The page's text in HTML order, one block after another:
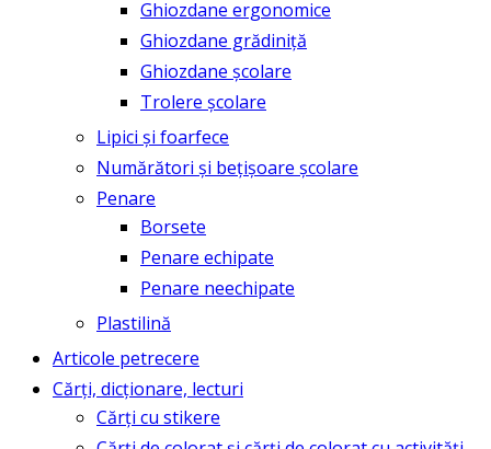
Ghiozdane ergonomice
Ghiozdane grădiniță
Ghiozdane școlare
Trolere școlare
Lipici și foarfece
Numărători și bețișoare școlare
Penare
Borsete
Penare echipate
Penare neechipate
Plastilină
Articole petrecere
Cărți, dicționare, lecturi
Cărți cu stikere